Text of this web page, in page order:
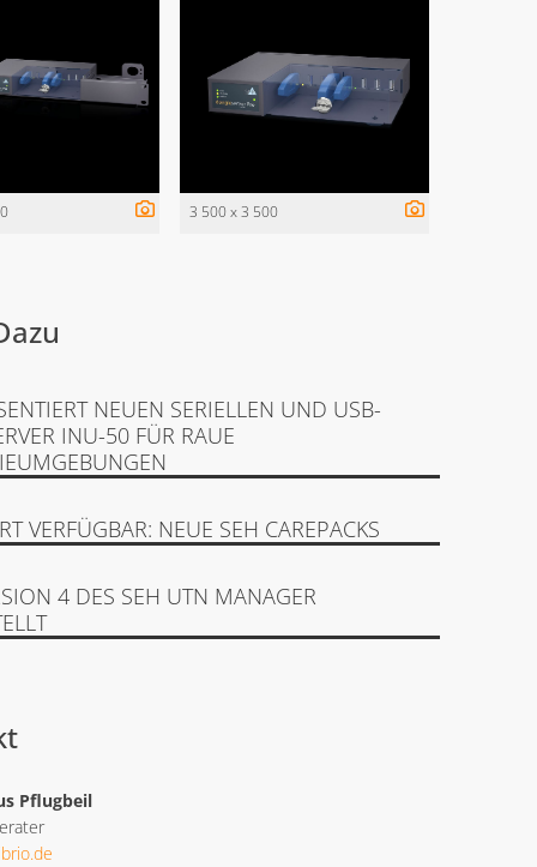
3 500 x 3 500
NEUEN SERIELLEN UND USB-
INU-50 FÜR RAUE
VERFÜGBAR: NEUE SEH CAREPACKS
4 DES SEH UTN MANAGER
Pflugbeil